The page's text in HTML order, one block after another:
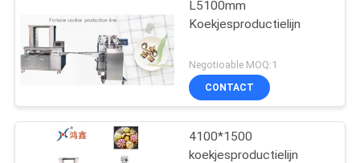
L5100mm
Koekjesproductielijn
Negotioable MOQ:1
CONTACT
4100*1500
koekjesproductielijn